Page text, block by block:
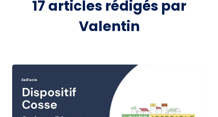
17 articles rédigés par
Valentin